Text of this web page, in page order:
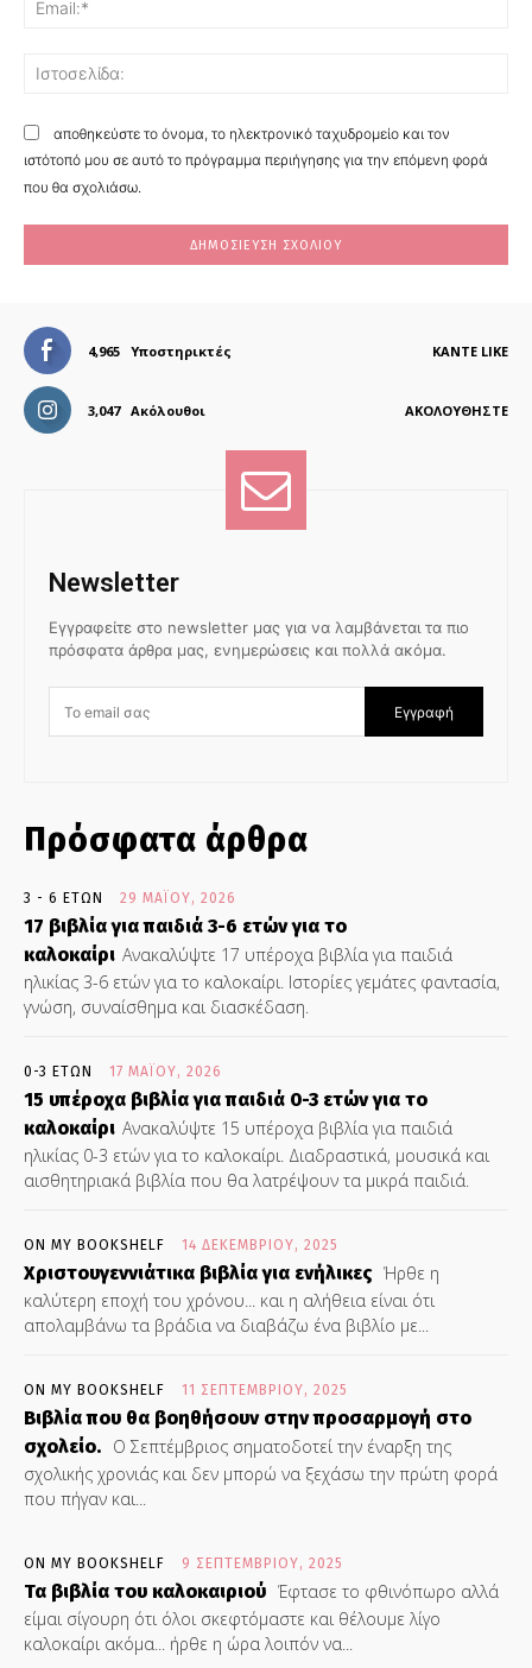
αποθηκεύστε το όνομα, το ηλεκτρονικό ταχυδρομείο και τον
ιστότοπό μου σε αυτό το πρόγραμμα περιήγησης για την επόμενη φορά
που θα σχολιάσω.
4,965 Υποστηρικτές ΚΆΝΤΕ LIKE
3,047 Ακόλουθοι ΑΚΟΛΟΥΘΉΣΤΕ
Newsletter
Εγγραφείτε στο newsletter μας για να λαμβάνεται τα πιο
πρόσφατα άρθρα μας, ενημερώσεις και πολλά ακόμα.
Εγγραφή
Πρόσφατα άρθρα
3 - 6 ΕΤΏΝ 29 ΜΑΪ́ΟΥ, 2026
17 βιβλία για παιδιά 3-6 ετών για το
καλοκαίρι Ανακαλύψτε 17 υπέροχα βιβλία για παιδιά
ηλικίας 3-6 ετών για το καλοκαίρι. Ιστορίες γεμάτες φαντασία,
γνώση, συναίσθημα και διασκέδαση.
0-3 ΕΤΏΝ 17 ΜΑΪ́ΟΥ, 2026
15 υπέροχα βιβλία για παιδιά 0-3 ετών για το
καλοκαίρι Ανακαλύψτε 15 υπέροχα βιβλία για παιδιά
ηλικίας 0-3 ετών για το καλοκαίρι. Διαδραστικά, μουσικά και
αισθητηριακά βιβλία που θα λατρέψουν τα μικρά παιδιά.
ON MY BOOKSHELF 14 ΔΕΚΕΜΒΡΊΟΥ, 2025
Χριστουγεννιάτικα βιβλία για ενήλικες Ήρθε η
καλύτερη εποχή του χρόνου... και η αλήθεια είναι ότι
απολαμβάνω τα βράδια να διαβάζω ένα βιβλίο με...
ON MY BOOKSHELF 11 ΣΕΠΤΕΜΒΡΊΟΥ, 2025
Βιβλία που θα βοηθήσουν στην προσαρμογή στο
σχολείο. Ο Σεπτέμβριος σηματοδοτεί την έναρξη της
σχολικής χρονιάς και δεν μπορώ να ξεχάσω την πρώτη φορά
που πήγαν και...
ON MY BOOKSHELF 9 ΣΕΠΤΕΜΒΡΊΟΥ, 2025
Τα βιβλία του καλοκαιριού Έφτασε το φθινόπωρο αλλά
είμαι σίγουρη ότι όλοι σκεφτόμαστε και θέλουμε λίγο
καλοκαίρι ακόμα... ήρθε η ώρα λοιπόν να...